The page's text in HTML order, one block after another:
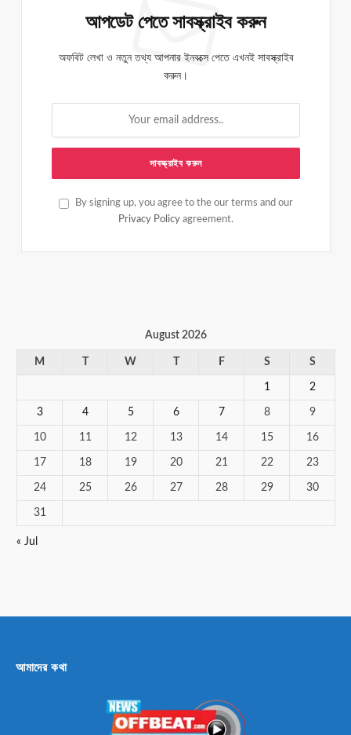
আপডেট পেতে সাবস্ক্রাইব করুন
অফবিট লেখা ও নতুন তথ্য আপনার ইনবক্সে পেতে এখনই সাবস্ক্রাইব
করুন।
By signing up, you agree to the our terms and our
Privacy Policy agreement.
August 2026
M W F S S
1 2
3 4 5 6 7 8 9
10 11 12 13 14 15 16
17 18 19 20 21 22 23
24 25 26 27 28 29 30
31
« Jul
আমাদের কথা